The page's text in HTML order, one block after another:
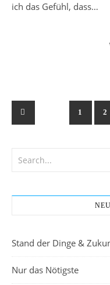
ich das Gefühl, dass…
1 2
Stand der Dinge &
Nur das Nötigste